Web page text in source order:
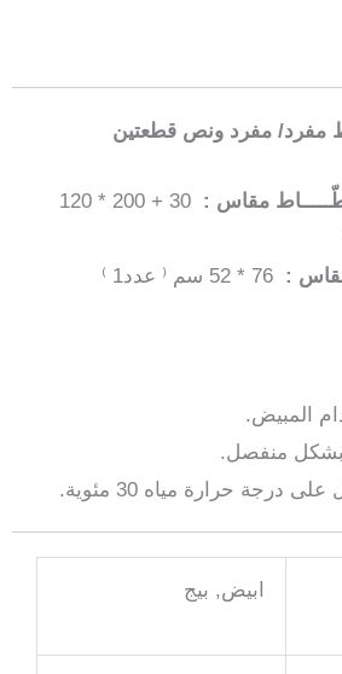
مفرد ونص قطعتين
مقاس :
30 + 200 * 120
:
المبيض.
منفصل.
درجة حرارة مياه 30 مئوية.
ابيض, بيج